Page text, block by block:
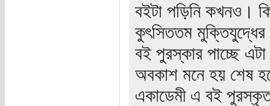
বইটা পড়িনি কখনও।
কুৎসিততম মুক্তিযুদ্ধের
বই পুরস্কার পাচ্ছে
অবকাশ মনে হয় শেষ
একাডেমী এ বই